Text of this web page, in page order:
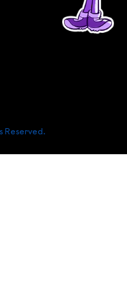
Reserved.
Dien Bien Phu Str.,